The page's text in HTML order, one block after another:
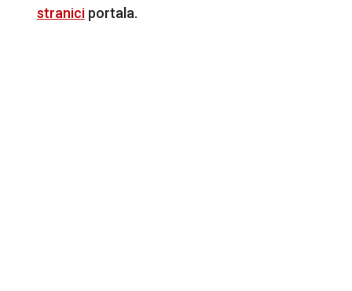
straniciportala.